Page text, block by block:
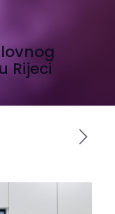
Rijeci